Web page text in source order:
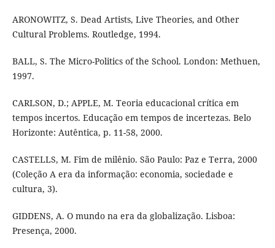
ARONOWITZ, S. Dead Artists, Live Theories, and Other
Cultural Problems. Routledge, 1994.
BALL, S. The Micro-Politics of the School. London: Methuen,
1997.
CARLSON, D.; APPLE, M. Teoria educacional crítica em
tempos incertos. Educação em tempos de incertezas. Belo
Horizonte: Autêntica, p. 11-58, 2000.
CASTELLS, M. Fim de milênio. São Paulo: Paz e Terra, 2000
(Coleção A era da informação: economia, sociedade e
cultura, 3).
GIDDENS, A. O mundo na era da globalização. Lisboa:
Presença, 2000.